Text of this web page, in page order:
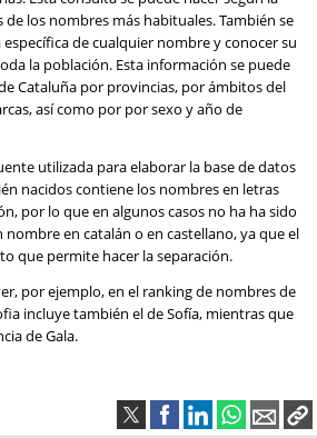
los nombres más habituales. También se
de cualquier nombre y conocer su
la población. Esta información se puede
Cataluña por provincias, por ámbitos del
así como por por sexo y año de
utilizada para elaborar la base de datos
nacidos contiene los nombres en letras
por lo que en algunos casos no ha ha sido
en catalán o en castellano, ya que el
que permite hacer la separación.
por ejemplo, en el ranking de nombres de
incluye también el de Sofía, mientras que
de Gala.